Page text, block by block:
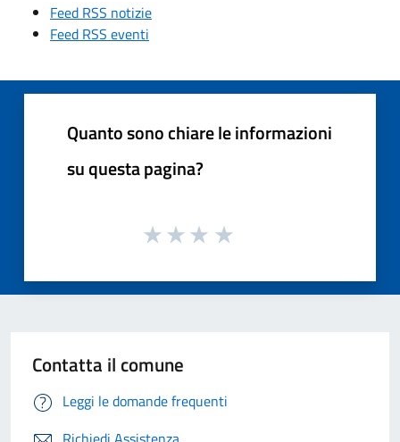
Feed RSS notizie
Feed RSS eventi
Quanto sono chiare le informazioni
su questa pagina?
Contatta il comune
Leggi le domande frequenti